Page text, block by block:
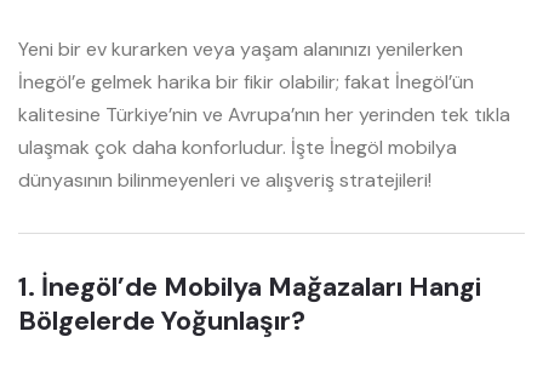
Yeni bir ev kurarken veya yaşam alanınızı yenilerken
İnegöl’e gelmek harika bir fikir olabilir; fakat İnegöl’ün
kalitesine Türkiye’nin ve Avrupa’nın her yerinden tek tıkla
ulaşmak çok daha konforludur. İşte İnegöl mobilya
dünyasının bilinmeyenleri ve alışveriş stratejileri!
1. İnegöl’de Mobilya Mağazaları Hangi
Bölgelerde Yoğunlaşır?